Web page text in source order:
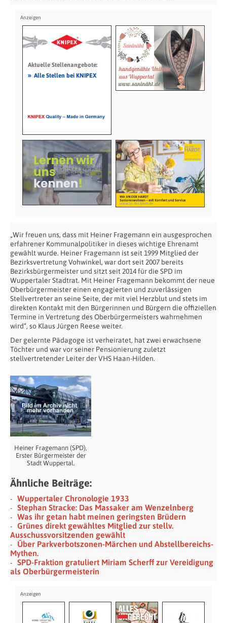
Aktuelle Stellenangebote:
» Alle Stellen bei KNIPEX
„Wir freuen uns, dass mit Heiner Fragemann ein ausgesprochen
erfahrener Kommunalpolitiker in dieses wichtige Ehrenamt
gewählt wurde. Heiner Fragemann ist seit 1999 Mitglied der
Bezirksvertretung Vohwinkel, war dort seit 2007 bereits
Bezirksbürgermeister und sitzt seit 2014 für die SPD im
Wuppertaler Stadtrat. Mit Heiner Fragemann bekommt der neue
Oberbürgermeister einen engagierten und zuverlässigen
Stellvertreter an seine Seite, der mit viel Herzblut und stets im
direkten Kontakt mit den Bürgerinnen und Bürgern die offiziellen
Termine in Vertretung des Oberbürgermeisters wahrnehmen
wird“, so Klaus Jürgen Reese weiter.
Der gelernte Pädagoge ist verheiratet, hat zwei erwachsene
Töchter und war vor seiner Pensionierung zuletzt
stellvertretender Leiter der VHS Haan-Hilden.
Heiner Fragemann (SPD),
Erster Bürgermeister der
Stadt Wuppertal.
Ähnliche Beiträge:
Wuppertaler Chronologie 1933
Stephan Stracke: Das Massaker am Wenzelnberg
Was ihr getan habt meinen geringsten Brüdern
Grünes direkt gewähltes Mitglied zur stellv.
Ausschussvorsitzenden gewählt
Über Parkverbotszonen-Märchen und Abstellbereichs-
Mythen.
SPD-Fraktion gratuliert Miriam Scherff zur Vereidigung
als Oberbürgermeisterin